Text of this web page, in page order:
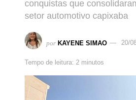
conquistas que
setor automotivo capixaba
por KAYENE SIMAO 20/
Tempo de leitura: 2 minutos